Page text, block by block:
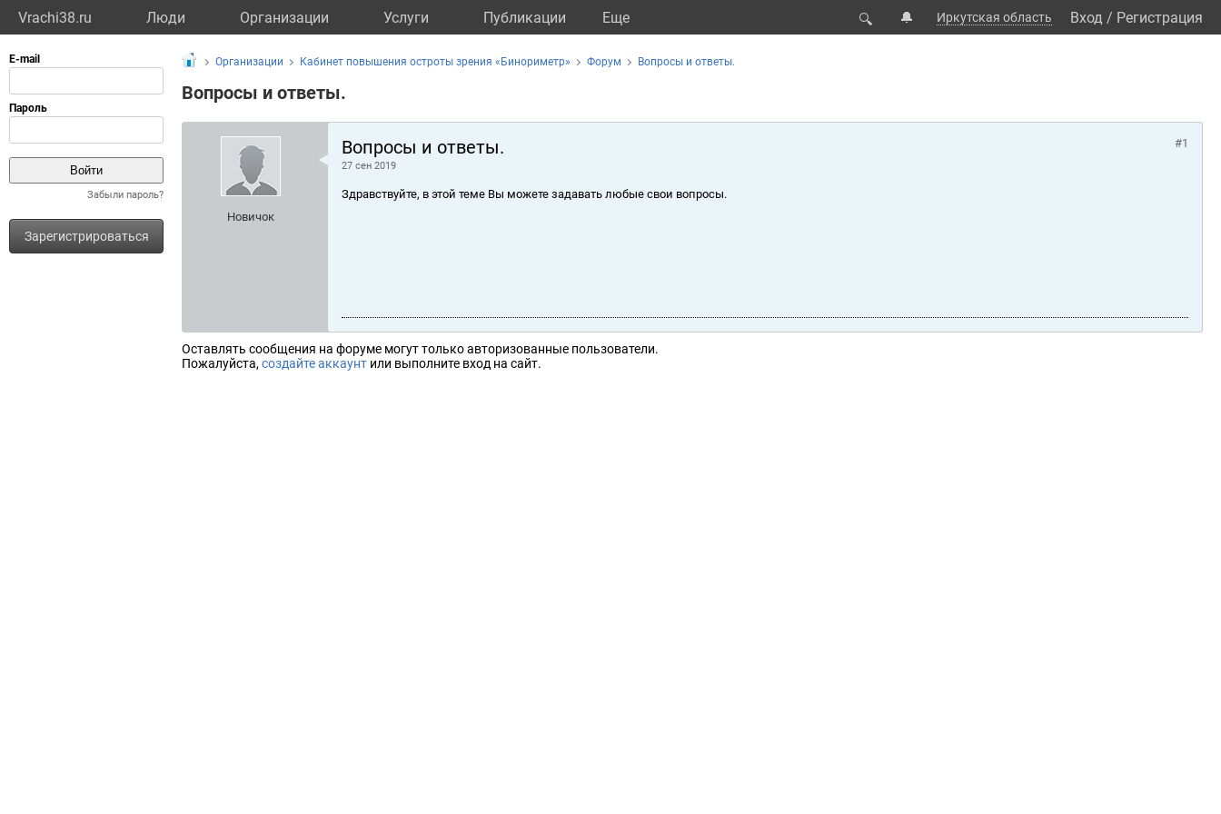
Vrachi38.ru Люди Организации Услуги Публикации Eще 🔍 🔔 Иркутская область Вход / Регистрация
Забыли пароль?
Зарегистрироваться
Организации Кабинет повышения остроты зрения «Бинориметр» Форум Вопросы и ответы.
Вопросы и ответы.
Новичок
Вопросы и ответы.
27 сен 2019
#1
Здравствуйте, в этой теме Вы можете задавать любые свои вопросы.
Оставлять сообщения на форуме могут только авторизованные пользователи.
Пожалуйста, создайте аккаунт или выполните вход на сайт.